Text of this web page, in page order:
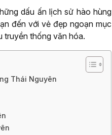
dấu ấn lịch sử hào hùng
đến với vẻ đẹp ngoạn mục
truyền thống văn hóa.
Thái Nguyên